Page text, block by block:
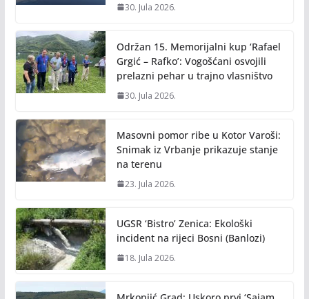
30. Jula 2026.
Održan 15. Memorijalni kup ‘Rafael
Grgić – Rafko’: Vogošćani osvojili
prelazni pehar u trajno vlasništvo
30. Jula 2026.
Masovni pomor ribe u Kotor Varoši:
Snimak iz Vrbanje prikazuje stanje
na terenu
23. Jula 2026.
UGSR ‘Bistro’ Zenica: Ekološki
incident na rijeci Bosni (Banlozi)
18. Jula 2026.